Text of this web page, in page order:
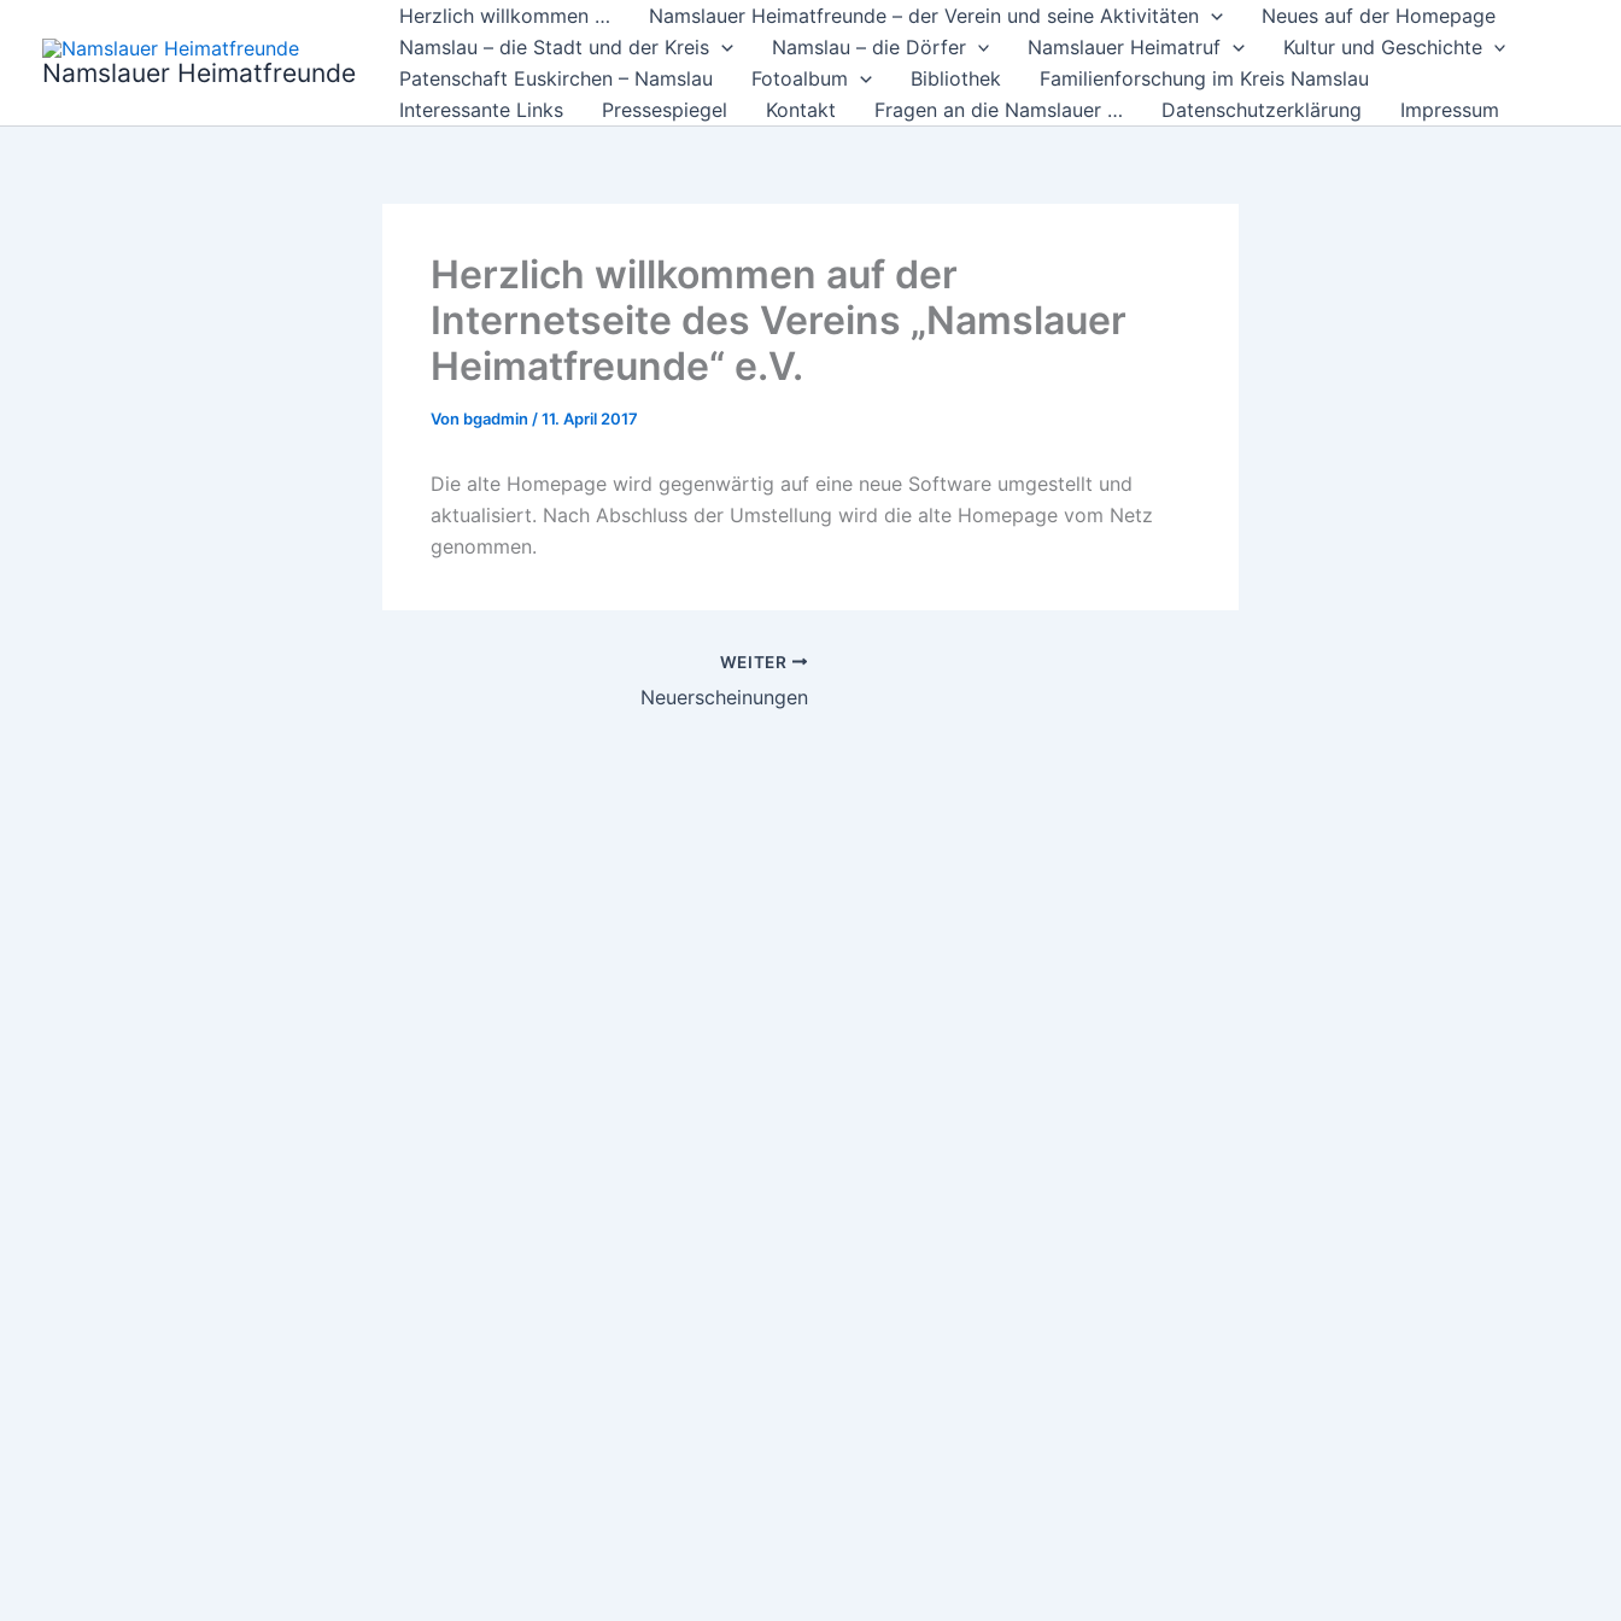
Inhalt
springenNamslauer Heimatfreunde
Herzlich willkommen … Namslauer Heimatfreunde – der Verein und seine Aktivitäten
Neues auf der Homepage
Namslau – die Stadt und der Kreis
Namslau – die Dörfer Namslauer Heimatruf
Kultur und Geschichte
Patenschaft Euskirchen – Namslau
Fotoalbum Bibliothek
Familienforschung im Kreis Namslau
Interessante Links
Pressespiegel Kontakt Fragen an die Namslauer … Datenschutzerklärung Impressum
Herzlich willkommen auf der
Internetseite des Vereins „Namslauer
Heimatfreunde“ e.V.
Von bgadmin /11. April 2017
Die alte Homepage wird gegenwärtig auf eine neue Software umgestellt und
aktualisiert. Nach Abschluss der Umstellung wird die alte Homepage vom Netz
genommen.
WEITER
Neuerscheinungen